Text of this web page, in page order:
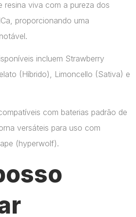
resina viva com a pureza dos
proporcionando uma
incluem Strawberry
(Híbrido), Limoncello (Sativa) e
com baterias padrão de
versáteis para uso com
(hyperwolf)​.